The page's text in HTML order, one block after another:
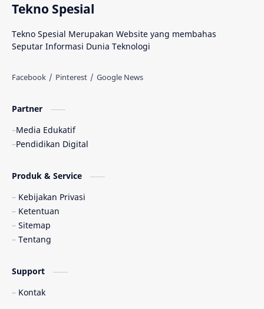
Tekno Spesial
Tekno Spesial Merupakan Website yang membahas
Seputar Informasi Dunia Teknologi
Partner
Media Edukatif
Pendidikan Digital
Produk & Service
Kebijakan Privasi
Ketentuan
Sitemap
Tentang
Support
Kontak